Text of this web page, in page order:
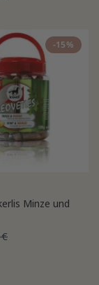
-15%
Minze und